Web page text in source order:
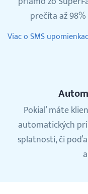
prečíta až
Viac o SMS
Pokiaľ máte
automatických
splatnosti, či